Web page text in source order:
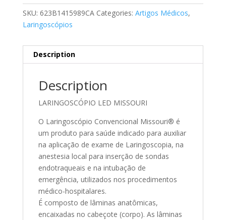
SKU: 623B1415989CA Categories: Artigos Médicos,
Laringoscópios
Description
Description
LARINGOSCÓPIO LED MISSOURI
O Laringoscópio Convencional Missouri® é
um produto para saúde indicado para auxiliar
na aplicação de exame de Laringoscopia, na
anestesia local para inserção de sondas
endotraqueais e na intubação de
emergência, utilizados nos procedimentos
médico-hospitalares.
É composto de lâminas anatômicas,
encaixadas no cabeçote (corpo). As lâminas